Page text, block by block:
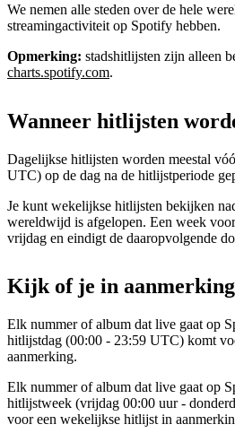
We nemen alle steden over de hele
streamingactiviteit op Spotify hebben.
Opmerking: stadshitlijsten zijn alleen
charts.spotify.com.
Wanneer hitlijsten
Dagelijkse hitlijsten worden meestal
UTC) op de dag na de hitlijstperiode
Je kunt wekelijkse hitlijsten bekijken
wereldwijd is afgelopen. Een week
vrijdag en eindigt de daaropvolgende
Kijk of je in
Elk nummer of album dat live gaat op
hitlijstdag (00:00 - 23:59 UTC) komt
aanmerking.
Elk nummer of album dat live gaat op
hitlijstweek (vrijdag 00:00 uur -
voor een wekelijkse hitlijst in